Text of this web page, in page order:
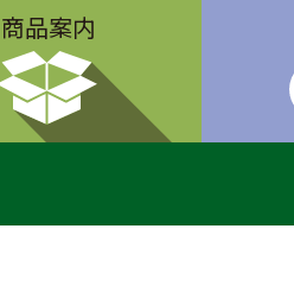
商品案内